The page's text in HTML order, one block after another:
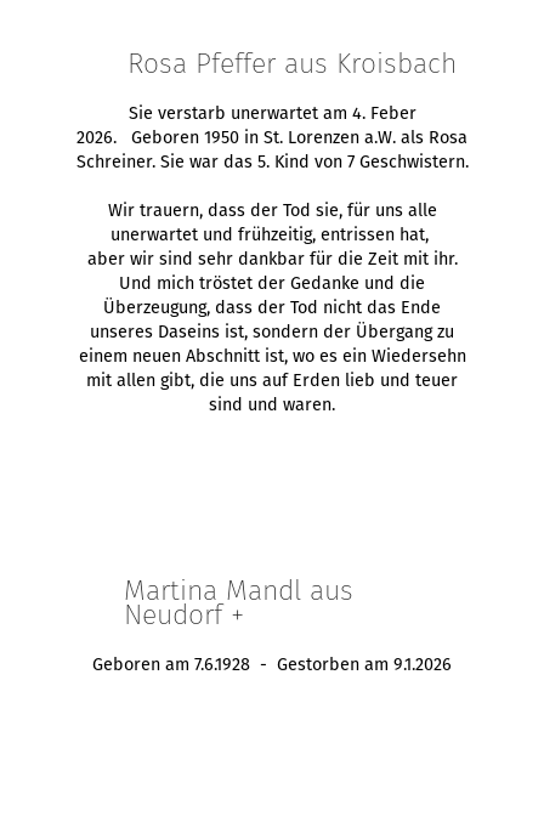
Rosa Pfeffer aus Kroisbach
Sie verstarb unerwartet am 4. Feber
2026. Geboren 1950 in St. Lorenzen a.W. als Rosa
Schreiner. Sie war das 5. Kind von 7 Geschwistern.
Wir trauern, dass der Tod sie, für uns alle
unerwartet und frühzeitig, entrissen hat,
aber wir sind sehr dankbar für die Zeit mit ihr.
Und mich tröstet der Gedanke und die
Überzeugung, dass der Tod nicht das Ende
unseres Daseins ist, sondern der Übergang zu
einem neuen Abschnitt ist, wo es ein Wiedersehn
mit allen gibt, die uns auf Erden lieb und teuer
sind und waren.
Martina Mandl aus
Neudorf +
Geboren am 7.6.1928 - Gestorben am 9.1.2026